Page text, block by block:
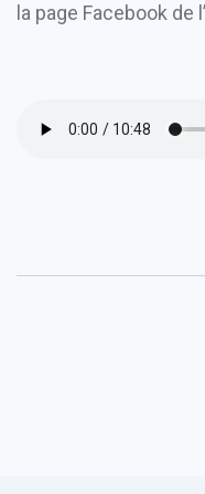
la page Facebook de